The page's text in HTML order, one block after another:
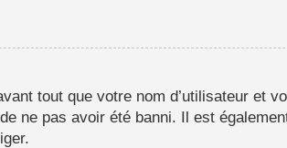
tout que votre nom d’utilisateur et
ne pas avoir été banni. Il est